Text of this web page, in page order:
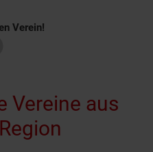
Verein!
Vereine aus